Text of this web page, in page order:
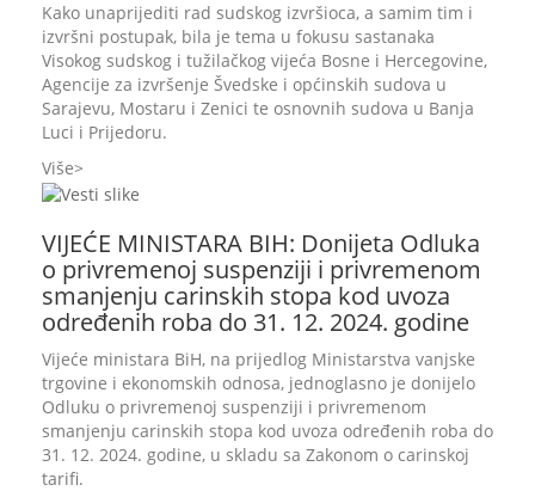
Kako unaprijediti rad sudskog izvršioca, a samim tim i
izvršni postupak, bila je tema u fokusu sastanaka
Visokog sudskog i tužilačkog vijeća Bosne i Hercegovine,
Agencije za izvršenje Švedske i općinskih sudova u
Sarajevu, Mostaru i Zenici te osnovnih sudova u Banja
Luci i Prijedoru.
Više
VIJEĆE MINISTARA BIH: Donijeta Odluka
o privremenoj suspenziji i privremenom
smanjenju carinskih stopa kod uvoza
određenih roba do 31. 12. 2024. godine
Vijeće ministara BiH, na prijedlog Ministarstva vanjske
trgovine i ekonomskih odnosa, jednoglasno je donijelo
Odluku o privremenoj suspenziji i privremenom
smanjenju carinskih stopa kod uvoza određenih roba do
31. 12. 2024. godine, u skladu sa Zakonom o carinskoj
tarifi.